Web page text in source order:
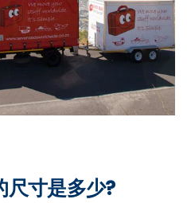
尺寸是多少?